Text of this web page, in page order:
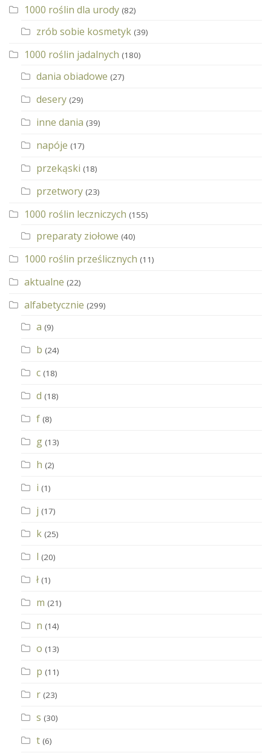
1000 roślin dla urody (82)
zrób sobie kosmetyk (39)
1000 roślin jadalnych (180)
dania obiadowe (27)
desery (29)
inne dania (39)
napóje (17)
przekąski (18)
przetwory (23)
1000 roślin leczniczych (155)
preparaty ziołowe (40)
1000 roślin prześlicznych (11)
aktualne (22)
alfabetycznie (299)
a (9)
b (24)
c (18)
d (18)
f (8)
g (13)
h (2)
i (1)
j (17)
k (25)
l (20)
ł (1)
m (21)
n (14)
o (13)
p (11)
r (23)
s (30)
t (6)